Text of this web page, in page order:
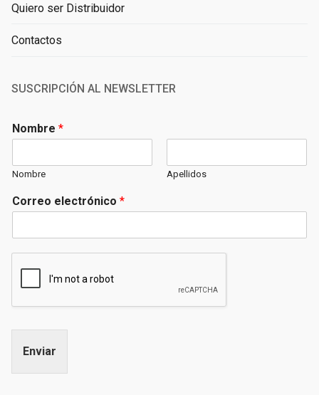
Quiero ser Distribuidor
Contactos
SUSCRIPCIÓN AL NEWSLETTER
Nombre *
Nombre Apellidos
Correo electrónico *
Enviar